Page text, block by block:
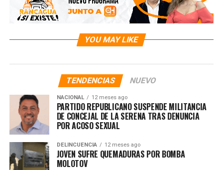
YOU MAY LIKE
TENDENCIAS NUEVO
NACIONAL 12 meses ago
PARTIDO REPUBLICANO SUSPENDE MILITANCIA
DE CONCEJAL DE LA SERENA TRAS DENUNCIA
POR ACOSO SEXUAL
DELINCUENCIA 12 meses ago
JOVEN SUFRE QUEMADURAS POR BOMBA
MOLOTOV